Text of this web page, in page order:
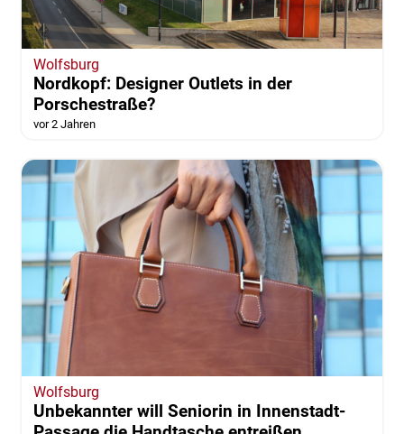
Wolfsburg
Nordkopf: Designer Outlets in der
Porschestraße?
vor 2 Jahren
Wolfsburg
Unbekannter will Seniorin in Innenstadt-